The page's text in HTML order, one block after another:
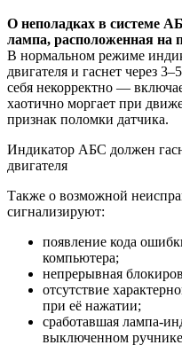
О неполадках в системе
лампа, расположенная на
В нормальном режиме
двигателя и гаснет через
себя некорректно —
хаотично моргает при
признак поломки датчика.
Индикатор АБС должен
двигателя
Также о возможной
сигнализируют:
появление кода
компьютера;
непрерывная
отсутствие
при её нажатии;
сработавшая лампа-
выключенном